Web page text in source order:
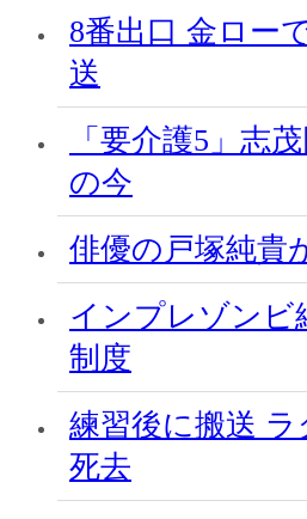
8番出口 金ロー
送
「要介護5」志
の今
俳優の戸塚純貴
インプレゾンビ
制度
練習後に搬送 ラ
死去